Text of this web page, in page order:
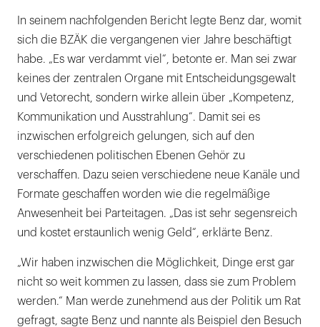
In seinem nachfolgenden Bericht legte Benz dar, womit
sich die BZÄK die vergangenen vier Jahre beschäftigt
habe. „Es war verdammt viel“, betonte er. Man sei zwar
keines der zentralen Organe mit Entscheidungsgewalt
und Vetorecht, sondern wirke allein über „Kompetenz,
Kommunikation und Ausstrahlung“. Damit sei es
inzwischen erfolgreich gelungen, sich auf den
verschiedenen politischen Ebenen Gehör zu
verschaffen. Dazu seien verschiedene neue Kanäle und
Formate geschaffen worden wie die regelmäßige
Anwesenheit bei Parteitagen. „Das ist sehr segensreich
und kostet erstaunlich wenig Geld“, erklärte Benz.
„Wir haben inzwischen die Möglichkeit, Dinge erst gar
nicht so weit kommen zu lassen, dass sie zum Problem
werden.“ Man werde zunehmend aus der Politik um Rat
gefragt, sagte Benz und nannte als Beispiel den Besuch